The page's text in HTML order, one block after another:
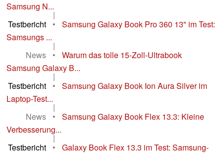
Samsung N...
|
Testbericht
•
Samsung Galaxy Book Pro 360 13" im Test:
Samsungs ...
|
News
•
Warum das tolle 15-Zoll-Ultrabook
Samsung Galaxy B...
|
Testbericht
•
Samsung Galaxy Book Ion Aura Silver im
Laptop-Test...
|
News
•
Samsung Galaxy Book Flex 13.3: Kleine
Verbesserung...
|
Testbericht
•
Galaxy Book Flex 13.3 im Test: Samsung-